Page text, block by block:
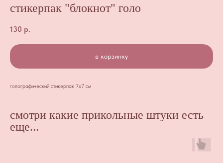
стикерпак "блокнот" голо
130 р.
в корзинку
голографический стикерпак 7х7 см
смотри какие прикольные штуки есть
еще...